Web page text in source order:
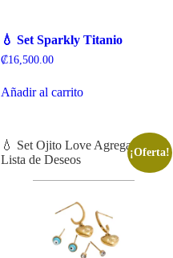
💧 Set Sparkly Titanio
₡16,500.00
Añadir al carrito
💧 Set Ojito Love Agregado a tu
Lista de Deseos
¡Oferta!